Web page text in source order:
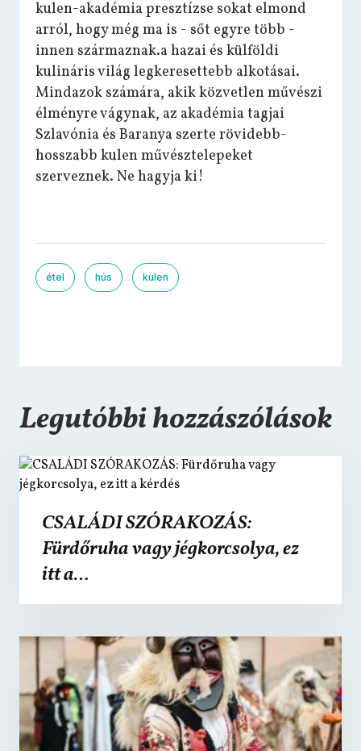
kulen-akadémia presztízse sokat elmond
arról, hogy még ma is - sőt egyre több -
innen származnak.a hazai és külföldi
kulináris világ legkeresettebb alkotásai.
Mindazok számára, akik közvetlen művészi
élményre vágynak, az akadémia tagjai
Szlavónia és Baranya szerte rövidebb-
hosszabb kulen művésztelepeket
szerveznek. Ne hagyja ki!
étel hús kulen
Legutóbbi hozzászólások
CSALÁDI SZÓRAKOZÁS:
Fürdőruha vagy jégkorcsolya, ez
itt a…